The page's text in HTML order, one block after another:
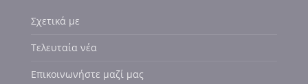
Σχετικά με
Τελευταία νέα
Επικοινωνήστε μαζί μας